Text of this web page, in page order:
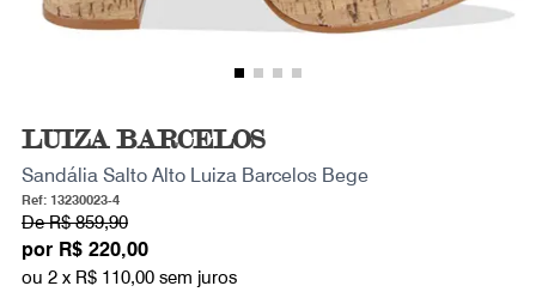
LUIZA BARCELOS
Sandália Salto Alto Luiza Barcelos Bege
Ref: 13230023-4
DeR$ 859,90
por R$ 220,00
ou 2 x R$ 110,00 sem juros